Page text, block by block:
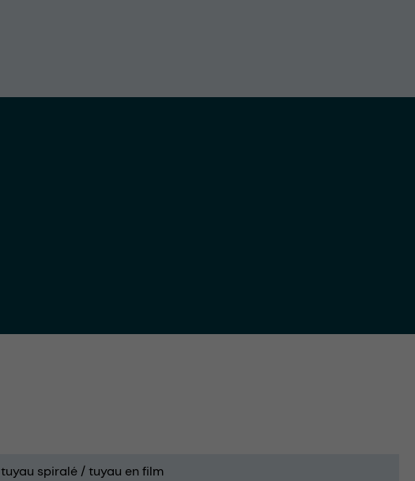
tuyau spiralé / tuyau en film